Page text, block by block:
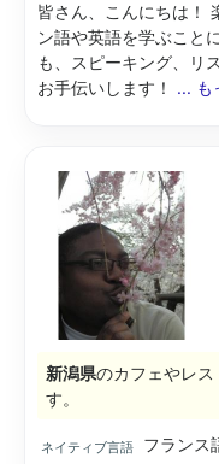
皆さん、こんにちは！
ン語や英語を学ぶこと
も、スピーキング、リ
お手伝いします！ ... も
新潟県のカフェやレ
す。
ネイティブ言語 フランス